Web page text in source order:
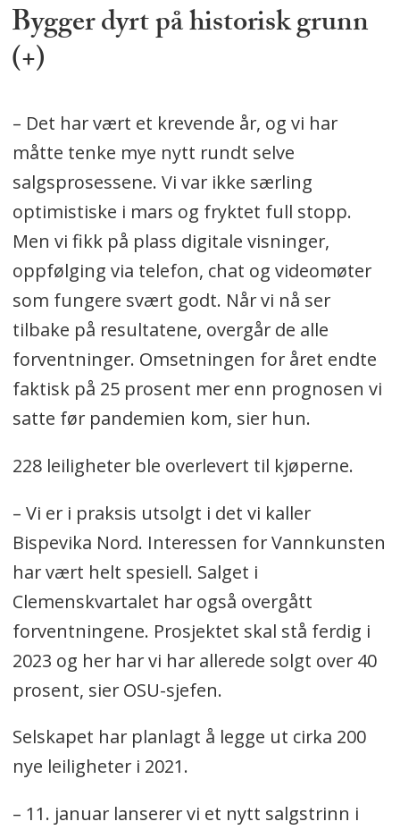
Bygger dyrt på historisk grunn
(+)
– Det har vært et krevende år, og vi har
måtte tenke mye nytt rundt selve
salgsprosessene. Vi var ikke særling
optimistiske i mars og fryktet full stopp.
Men vi fikk på plass digitale visninger,
oppfølging via telefon, chat og videomøter
som fungere svært godt. Når vi nå ser
tilbake på resultatene, overgår de alle
forventninger. Omsetningen for året endte
faktisk på 25 prosent mer enn prognosen vi
satte før pandemien kom, sier hun.
228 leiligheter ble overlevert til kjøperne.
– Vi er i praksis utsolgt i det vi kaller
Bispevika Nord. Interessen for Vannkunsten
har vært helt spesiell. Salget i
Clemenskvartalet har også overgått
forventningene. Prosjektet skal stå ferdig i
2023 og her har vi har allerede solgt over 40
prosent, sier OSU-sjefen.
Selskapet har planlagt å legge ut cirka 200
nye leiligheter i 2021.
– 11. januar lanserer vi et nytt salgstrinn i